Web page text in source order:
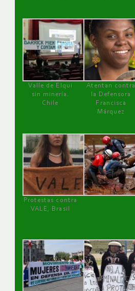
Valle de Elqui
sin minería.
Chile
Atentan contra
la Defensora
Francisca
Márquez
Protestas contra
VALE, Brasil